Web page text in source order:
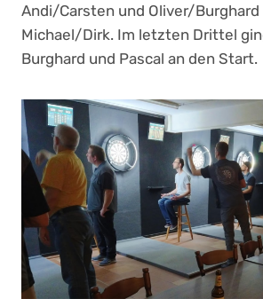
Andi/Carsten und Oliver/Burghard
Michael/Dirk. Im letzten Drittel
Burghard und Pascal an den Start.